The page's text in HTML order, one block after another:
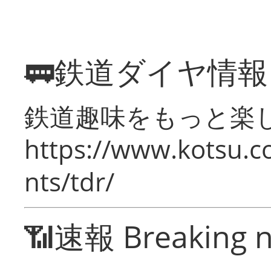
🚃鉄道ダイヤ情
鉄道趣味をもっと楽
https://
nts/tdr/
📶速報 Breaking